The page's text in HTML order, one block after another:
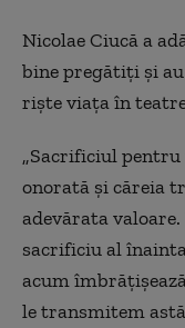
Nicolae Ciucă a
bine pregătiți și
riște viața în
„Sacrificiul
onorată şi căreia
adevărata
sacrificiu al
acum
le transmitem